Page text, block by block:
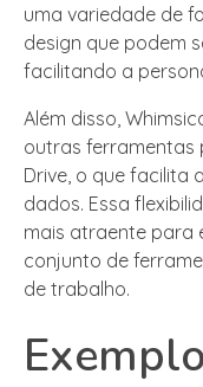
uma variedade de
design que podem
facilitando a
Além disso,
outras ferramentas
Drive, o que facilita
dados. Essa
mais atraente para
conjunto de
de trabalho.